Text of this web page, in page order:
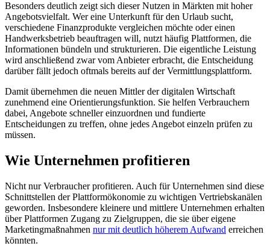
Besonders deutlich zeigt sich dieser Nutzen in Märkten mit hoher
Angebotsvielfalt. Wer eine Unterkunft für den Urlaub sucht,
verschiedene Finanzprodukte vergleichen möchte oder einen
Handwerksbetrieb beauftragen will, nutzt häufig Plattformen, die
Informationen bündeln und strukturieren. Die eigentliche Leistung
wird anschließend zwar vom Anbieter erbracht, die Entscheidung
darüber fällt jedoch oftmals bereits auf der Vermittlungsplattform.
Damit übernehmen die neuen Mittler der digitalen Wirtschaft
zunehmend eine Orientierungsfunktion. Sie helfen Verbrauchern
dabei, Angebote schneller einzuordnen und fundierte
Entscheidungen zu treffen, ohne jedes Angebot einzeln prüfen zu
müssen.
Wie Unternehmen profitieren
Nicht nur Verbraucher profitieren. Auch für Unternehmen sind diese
Schnittstellen der Plattformökonomie zu wichtigen Vertriebskanälen
geworden. Insbesondere kleinere und mittlere Unternehmen erhalten
über Plattformen Zugang zu Zielgruppen, die sie über eigene
Marketingmaßnahmen nur mit deutlich höherem Aufwand erreichen
könnten.